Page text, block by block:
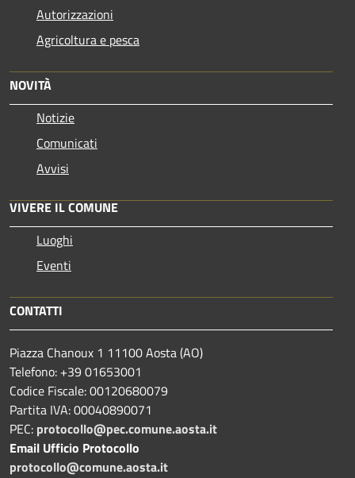
Autorizzazioni
Agricoltura e pesca
NOVITÀ
Notizie
Comunicati
Avvisi
VIVERE IL COMUNE
Luoghi
Eventi
CONTATTI
Piazza Chanoux 1 11100 Aosta (AO)
Telefono: +39 01653001
Codice Fiscale: 00120680079
Partita IVA: 00040890071
PEC: protocollo@pec.comune.aosta.it
Email Ufficio Protocollo
protocollo@comune.aosta.it